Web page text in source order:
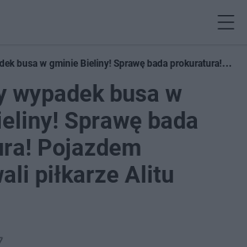
busa w gminie Bieliny! Sprawę bada prokuratura!
Alitu Ożarów
wypadek busa w
Sprawę bada
Pojazdem
piłkarze Alitu